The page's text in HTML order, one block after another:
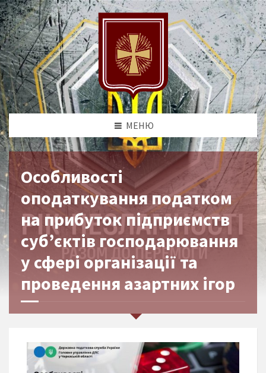
МЕНЮ
Особливості
оподаткування податком
на прибуток підприємств
суб’єктів господарювання
у сфері організації та
проведення азартних ігор